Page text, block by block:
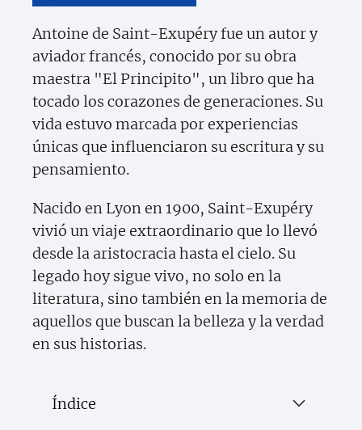
Antoine de Saint-Exupéry fue un autor y
aviador francés, conocido por su obra
maestra "El Principito", un libro que ha
tocado los corazones de generaciones. Su
vida estuvo marcada por experiencias
únicas que influenciaron su escritura y su
pensamiento.
Nacido en Lyon en 1900, Saint-Exupéry
vivió un viaje extraordinario que lo llevó
desde la aristocracia hasta el cielo. Su
legado hoy sigue vivo, no solo en la
literatura, sino también en la memoria de
aquellos que buscan la belleza y la verdad
en sus historias.
Índice